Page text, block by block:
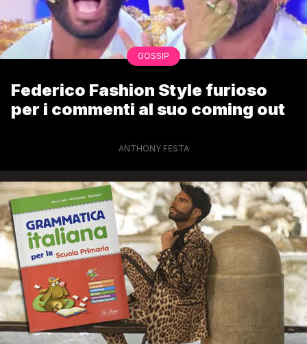
GOSSIP
Federico Fashion Style furioso
per i commenti al suo coming out
ANTHONY FESTA